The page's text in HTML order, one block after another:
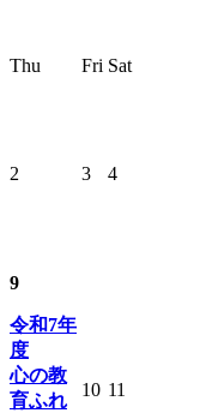
Thu Fri Sat
2 3 4
9
令和7年
度
心の教
育ふれ
10 11